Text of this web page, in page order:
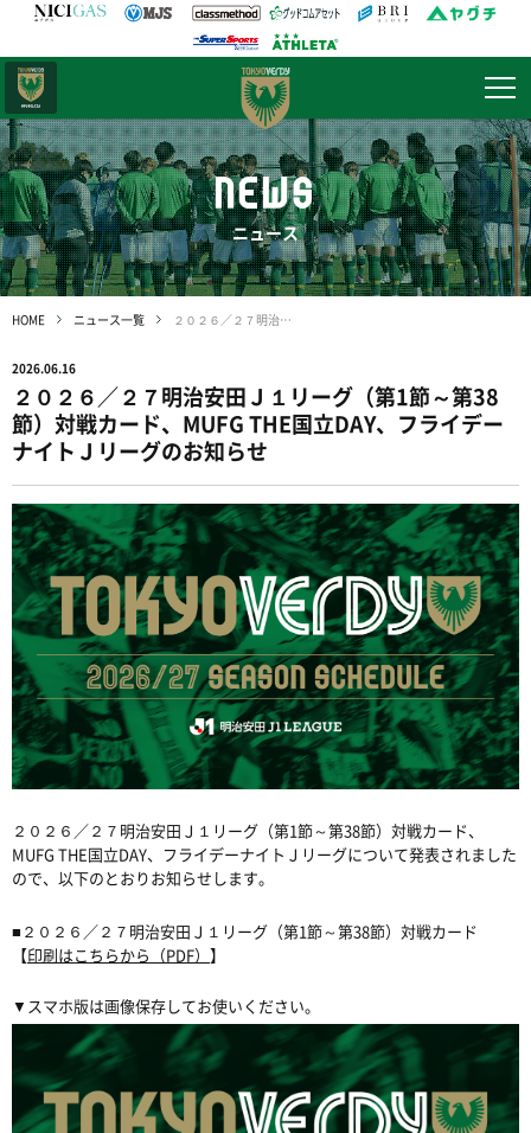
NEWS
ニュース
HOME ニュース一覧 ２０２６／２７明治安田Ｊ１リーグ（第1節～第38節）対戦カード、MUFG THE国立DAY、フライデーナイトＪリーグのお知らせ
2026.06.16
２０２６／２７明治安田Ｊ１リーグ（第1節～第38
節）対戦カード、MUFG THE国立DAY、フライデー
ナイトＪリーグのお知らせ
２０２６／２７明治安田Ｊ１リーグ（第1節～第38節）対戦カード、
MUFG THE国立DAY、フライデーナイトＪリーグについて発表されました
ので、以下のとおりお知らせします。
■２０２６／２７明治安田Ｊ１リーグ（第1節～第38節）対戦カード
【印刷はこちらから（PDF） 】
▼スマホ版は画像保存してお使いください。